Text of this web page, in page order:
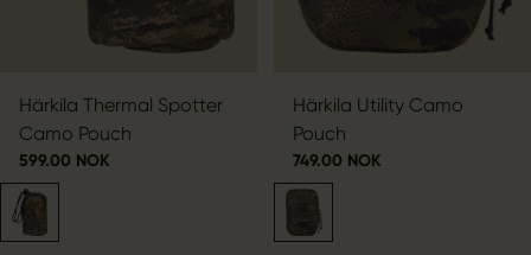
Härkila Thermal Spotter
Camo Pouch
599.00 NOK
Härkila Utility Camo
Pouch
749.00 NOK